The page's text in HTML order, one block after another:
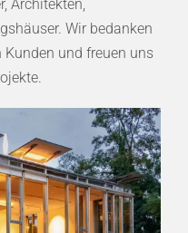
Architekten,
Wir bedanken
und freuen uns